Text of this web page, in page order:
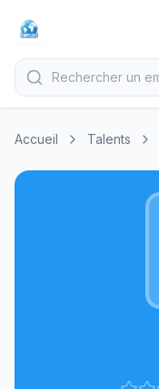
Accueil Talents